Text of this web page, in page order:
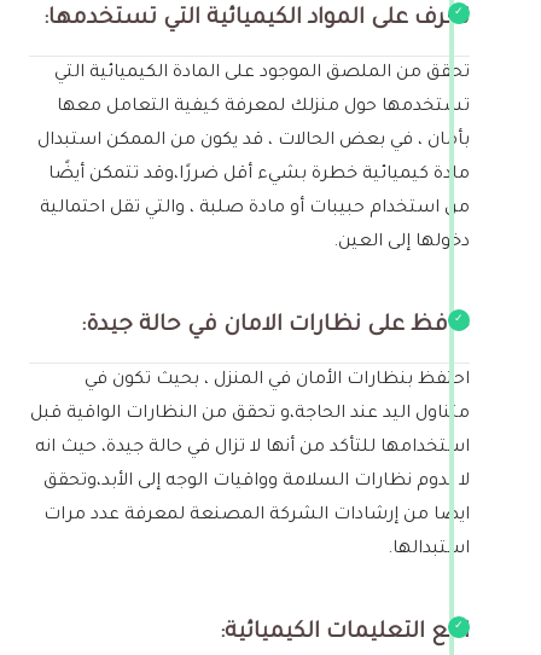
تعرف على المواد الكيميائية التي تستخدمها:
تحقق من الملصق الموجود على المادة الكيميائية التي
تستخدمها حول منزلك لمعرفة كيفية التعامل معها
بأمان ، في بعض الحالات ، قد يكون من الممكن استبدال
مادة كيميائية خطرة بشيء أقل ضررًا،وقد تتمكن أيضًا
من استخدام حبيبات أو مادة صلبة ، والتي تقل احتمالية
دخولها إلى العين.
حافظ على نظارات الامان في حالة جيدة:
احتفظ بنظارات الأمان في المنزل ، بحيث تكون في
متناول اليد عند الحاجة،و تحقق من النظارات الواقية قبل
استخدامها للتأكد من أنها لا تزال في حالة جيدة، حيث انه
لا تدوم نظارات السلامة وواقيات الوجه إلى الأبد،وتحقق
ايضا من إرشادات الشركة المصنعة لمعرفة عدد مرات
استبدالها.
اتبع التعليمات الكيميائية: